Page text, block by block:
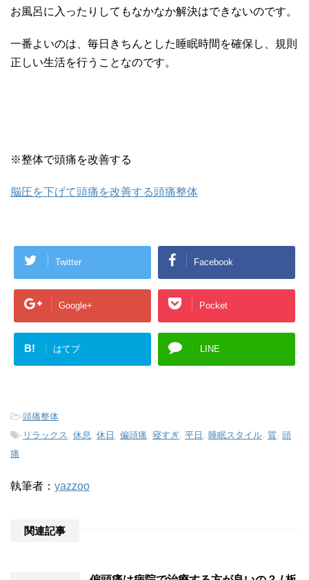
お風呂に入ったりしてもなかなか解決はできないのです。
一番よいのは、毎日きちんとした睡眠時間を確保し、規則
正しい生活を行うことなのです。
※整体で頭痛を改善する
脳圧を下げて頭痛を改善する頭痛整体
Twitter Facebook
Google+ Pocket
B! はてブ LINE
-頭痛整体
- リラックス 休息 休日 偏頭痛 寝すぎ 平日 睡眠スタイル 質 頭
痛
執筆者： yazzoo
関連記事